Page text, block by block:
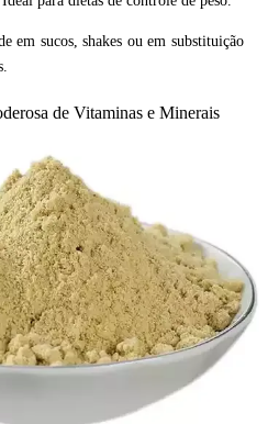
em sucos, shakes ou em substituição
de Vitaminas e Minerais